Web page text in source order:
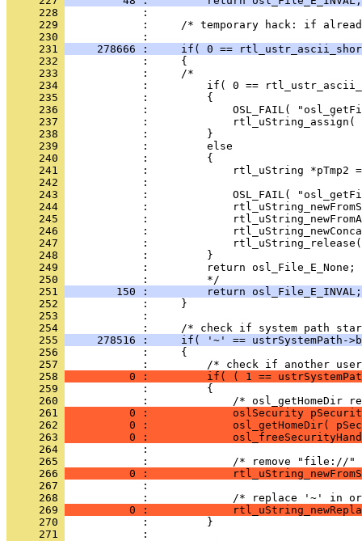
     228
     229
     230
     231
278666 :     if( 0 ==
     232
     233
     234
     235
     236
     237
     238
     239
     240
     241
     242
     243
     244
     245
     246
     247
     248
     249
     250
     251
        150 :         return osl_File_E_INVAL;
     252
     253
     254
     255
278516 :     if( '~' == ustrSystemPath-
     256
     257
     258
0 :         if( ( 1 ==
     259
     260
     261
0 :             oslSecurity
     262
0 :             osl_getHomeDir(
     263
0 :
     264
     265
     266
0 :
     267
     268
     269
0 :
     270
     271